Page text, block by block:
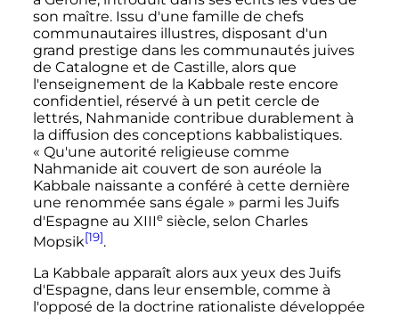
son maître. Issu d'une famille de chefs
communautaires illustres, disposant d'un
grand prestige dans les communautés juives
de Catalogne et de Castille, alors que
l'enseignement de la Kabbale reste encore
confidentiel, réservé à un petit cercle de
lettrés, Nahmanide contribue durablement à
la diffusion des conceptions kabbalistiques.
« Qu'une autorité religieuse comme
Nahmanide ait couvert de son auréole la
Kabbale naissante a conféré à cette dernière
une renommée sans égale » parmi les Juifs
d'Espagne au XIIIe siècle, selon Charles
Mopsik[19].
La Kabbale apparaît alors aux yeux des Juifs
d'Espagne, dans leur ensemble, comme à
l'opposé de la doctrine rationaliste développée